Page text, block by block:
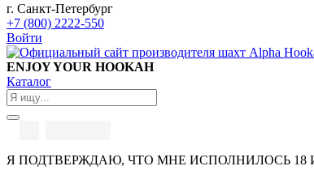
г. Санкт-Петербург
+7 (800) 2222-550
Войти
ENJOY YOUR HOOKAH
Каталог
Я ПОДТВЕРЖДАЮ, ЧТО МНЕ ИСПОЛНИЛОСЬ